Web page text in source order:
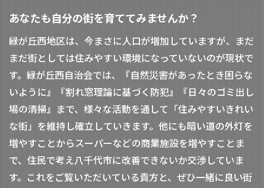
あなたも自分の街を育ててみませんか？
緑が丘西地区は、今まさに人口が増加していますが、まだ
まだ街としては住みやすい環境になっていないのが現状で
す。緑が丘西自治会では、『自然災害があったとき困らな
いように』『割れ窓理論に基づく防犯』『日々のゴミ出し
場の清掃』まで、様々な活動を通して「住みやすいきれい
な街」を維持し確立していきます。他にも暗い道の外灯を
増やすことからスーパーなどの商業施設を増やすことま
で、住民で考え八千代市に改善できないか交渉していま
す。これをご覧いただいている貴方と、ぜひ一緒に良い街